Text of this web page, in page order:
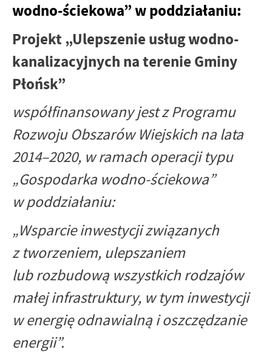
wodno-ściekowa” w poddziałaniu:
Projekt „Ulepszenie usług wodno-
kanalizacyjnych na terenie Gminy
Płońsk”
współfinansowany jest z Programu
Rozwoju Obszarów Wiejskich na lata
2014–2020, w ramach operacji typu
„Gospodarka wodno-ściekowa”
w poddziałaniu:
„Wsparcie inwestycji związanych
z tworzeniem, ulepszaniem
lub rozbudową wszystkich rodzajów
małej infrastruktury, w tym inwestycji
w energię odnawialną i oszczędzanie
energii”.